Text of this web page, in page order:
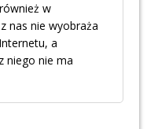
w
nas nie wyobraża
a
niego nie ma